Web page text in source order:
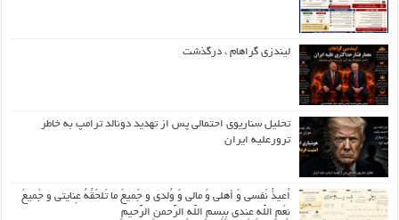
لیندزی گراهام ، درگذشت
تحلیل سناریوی احتمالی پس از تهدید دونالد ترامپ به خاطر
ترورعلیه ایران
اُعیذُ نَفسی وَ أهلی وَ مالی وَ وُلدی و جَمیعَ ما تَلحَقُهُ عِنایتی و جَمیعَ
نِعَمِ اللّهِ عِندی بِبِسمِ اللّهِ الرَّحمنِ الرَّحیمِ